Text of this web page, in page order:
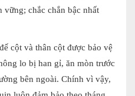
vững; chắc chắn bậc nhất
cột và thân cột được bảo vệ
lo bị han gỉ, ăn mòn trước
bên ngoài. Chính vì vậy,